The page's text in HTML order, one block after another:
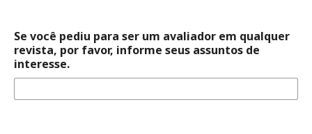
Se você pediu para ser um avaliador em qualquer
revista, por favor, informe seus assuntos de
interesse.